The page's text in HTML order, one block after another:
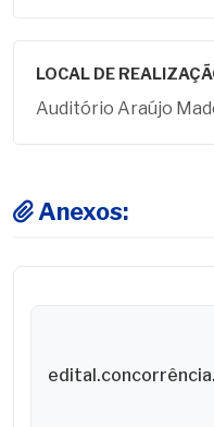
LOCAL DE
Auditório Araújo
Anexos: